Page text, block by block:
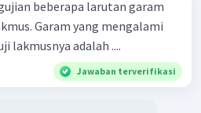
beberapa larutan garam
Garam yang mengalami
lakmusnya adalah ....
Jawaban terverifikasi